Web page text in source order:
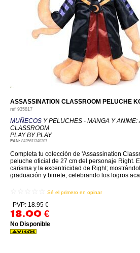
ASSASSINATION CLASSROOM PELUCHE
ref 935817
MUÑECOS Y PELUCHES - MANGA Y ANIME:
CLASSROOM
PLAY BY PLAY
EAN: 8425611340307
Completa tu colección de 'Assassination
peluche oficial de 27 cm del personaje Right.
carisma y la excentricidad de Right;
graduación y birrete; celebrando los logros
Sé el primero en opinar
PVP: 18.95 €
18.00 €
No Disponible